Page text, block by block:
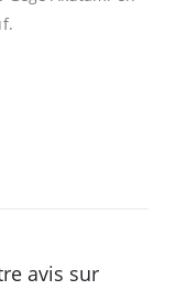
avis sur